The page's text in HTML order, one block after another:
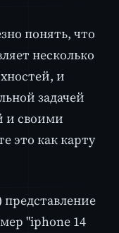
понять, что
несколько
и
задачей
и своими
это как карту
представление
"iphone 14